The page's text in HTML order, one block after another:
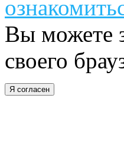
Вы можете
своего
Я согласен